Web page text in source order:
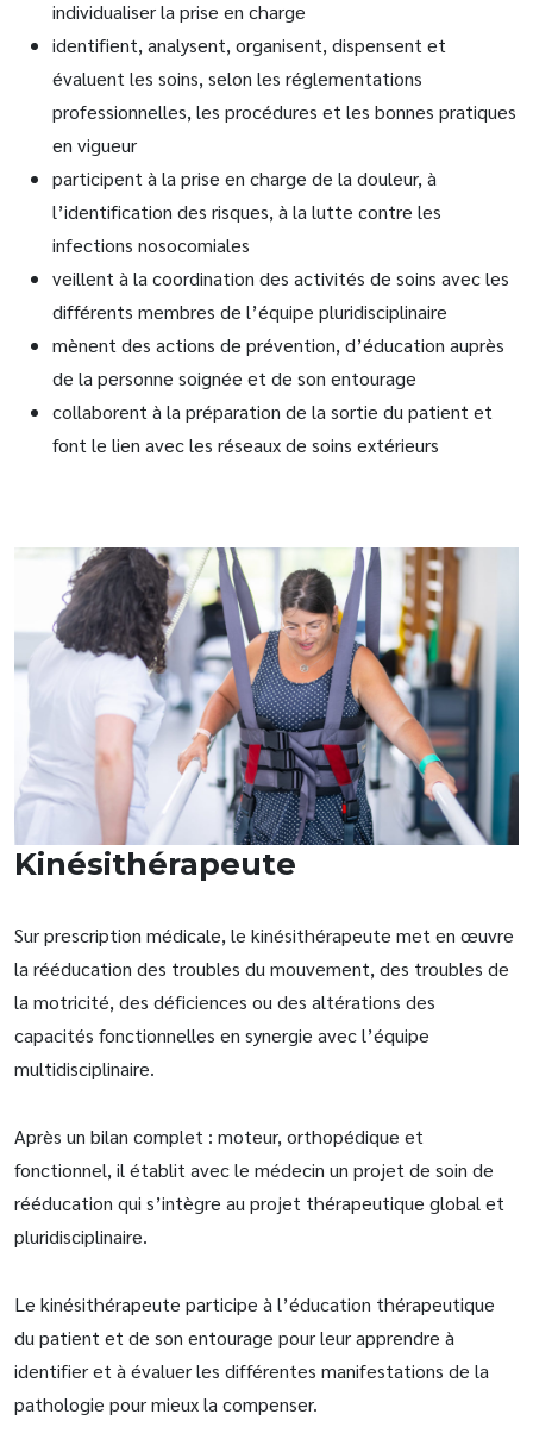
individualiser la prise en charge
identifient, analysent, organisent, dispensent et
évaluent les soins, selon les réglementations
professionnelles, les procédures et les bonnes pratiques
en vigueur
participent à la prise en charge de la douleur, à
l’identification des risques, à la lutte contre les
infections nosocomiales
veillent à la coordination des activités de soins avec les
différents membres de l’équipe pluridisciplinaire
mènent des actions de prévention, d’éducation auprès
de la personne soignée et de son entourage
collaborent à la préparation de la sortie du patient et
font le lien avec les réseaux de soins extérieurs
Kinésithérapeute
Sur prescription médicale, le kinésithérapeute met en œuvre
la rééducation des troubles du mouvement, des troubles de
la motricité, des déficiences ou des altérations des
capacités fonctionnelles en synergie avec l’équipe
multidisciplinaire.
Après un bilan complet : moteur, orthopédique et
fonctionnel, il établit avec le médecin un projet de soin de
rééducation qui s’intègre au projet thérapeutique global et
pluridisciplinaire.
Le kinésithérapeute participe à l’éducation thérapeutique
du patient et de son entourage pour leur apprendre à
identifier et à évaluer les différentes manifestations de la
pathologie pour mieux la compenser.